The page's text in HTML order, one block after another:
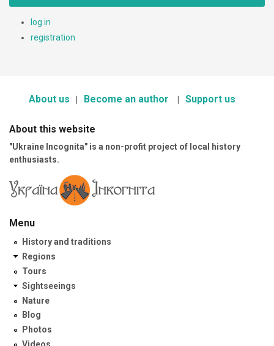
log in
registration
About us Become an author Support us
About this website
"Ukraine Incognita" is a non-profit project of local history
enthusiasts.
Menu
History and traditions
Regions
Tours
Sightseeings
Nature
Blog
Photos